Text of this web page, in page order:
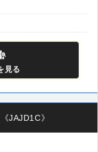
見る
JAJD1C》